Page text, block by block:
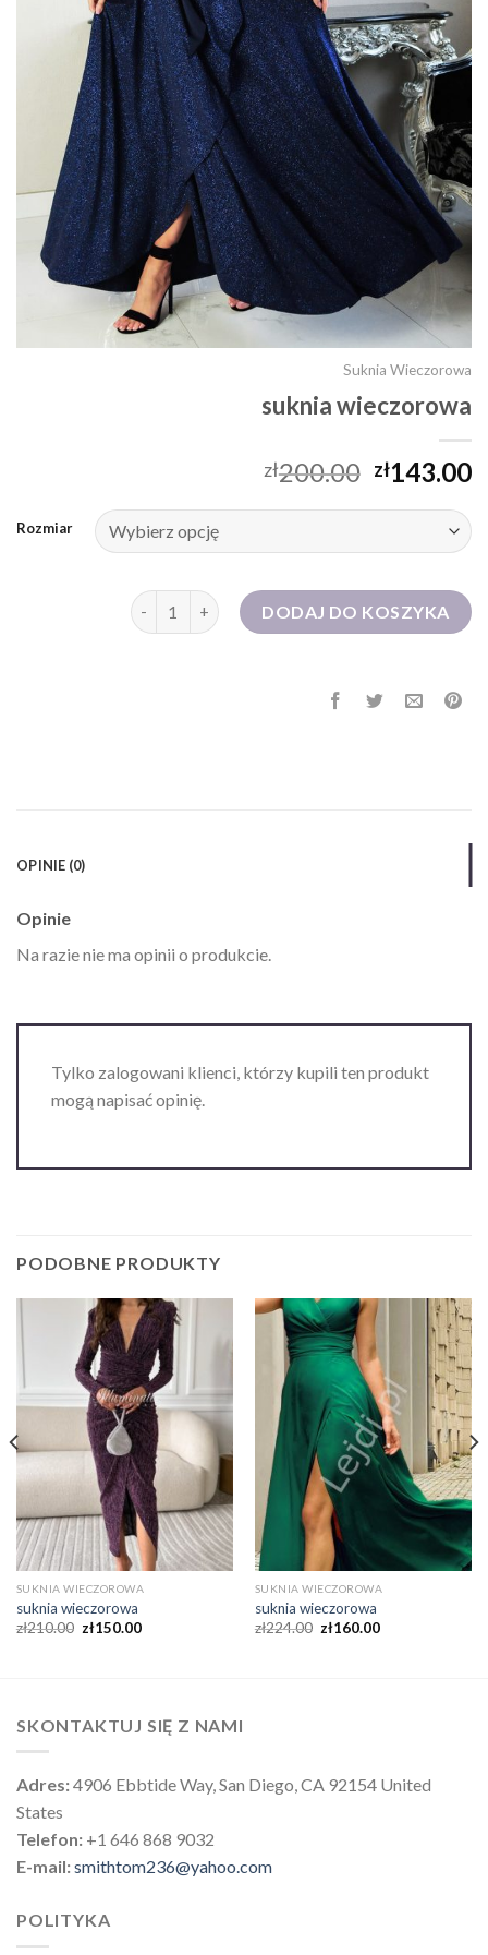
Suknia Wieczorowa
suknia wieczorowa
zł200.00 zł143.00
Rozmiar
ilość suknia wieczorowaDODAJ DO KOSZYKA
OPINIE (0)
Opinie
Na razie nie ma opinii o produkcie.
Tylko zalogowani klienci, którzy kupili ten produkt
mogą napisać opinię.
PODOBNE PRODUKTY
SUKNIA WIECZOROWA
suknia wieczorowa
zł210.00 zł150.00
SUKNIA WIECZOROWA
suknia wieczorowa
zł224.00 zł160.00
SKONTAKTUJ SIĘ Z NAMI
Adres:4906 Ebbtide Way, San Diego, CA 92154 United
States
Telefon: +1 646 868 9032
E-mail:smithtom236@yahoo.com
POLITYKA